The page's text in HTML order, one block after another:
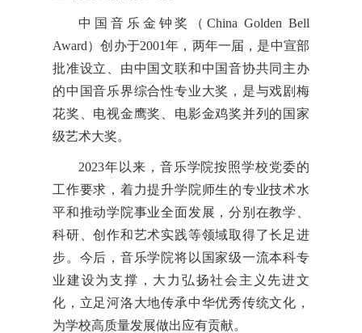
中国音乐金钟奖（China Golden Bell
Award）创办于2001年，两年一届，是中宣部
批准设立、由中国文联和中国音协共同主办
的中国音乐界综合性专业大奖，是与戏剧梅
花奖、电视金鹰奖、电影金鸡奖并列的国家
级艺术大奖。
2023年以来，音乐学院按照学校党委的
工作要求，着力提升学院师生的专业技术水
平和推动学院事业全面发展，分别在教学、
科研、创作和艺术实践等领域取得了长足进
步。今后，音乐学院将以国家级一流本科专
业建设为支撑，大力弘扬社会主义先进文
化，立足河洛大地传承中华优秀传统文化，
为学校高质量发展做出应有贡献。